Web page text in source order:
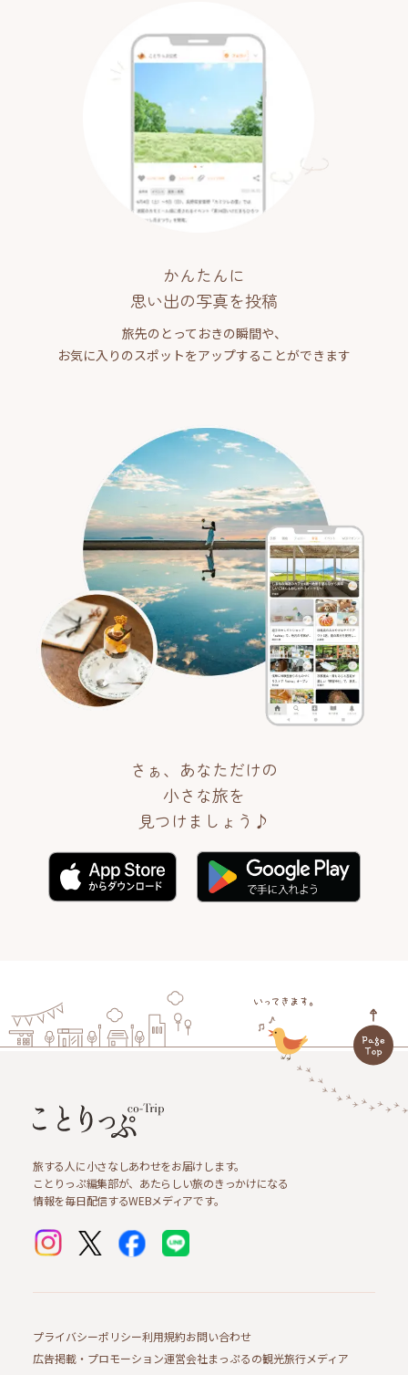
かんたんに
思い出の写真を投稿
旅先のとっておきの瞬間や、
お気に入りのスポットをアップすることができます
さぁ、あなただけの
小さな旅を
見つけましょう♪
旅する人に小さなしあわせをお届けします。
ことりっぷ編集部が、あたらしい旅のきっかけになる
情報を毎日配信するWEBメディアです。
プライバシーポリシー利用規約お問い合わせ
広告掲載・プロモーション運営会社まっぷるの観光旅行メディア